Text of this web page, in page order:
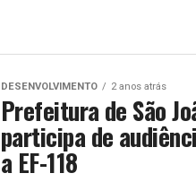
DESENVOLVIMENTO 2 anos atrás
Prefeitura de São
participa de
a EF-118